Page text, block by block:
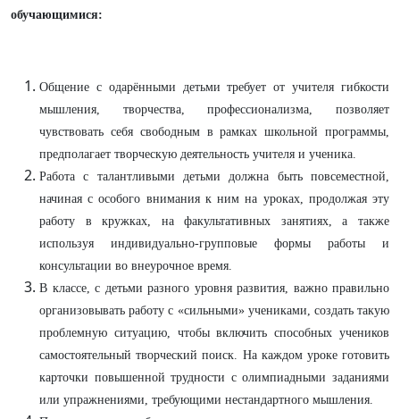
обучающимися:
Общение с одарёнными детьми требует от учителя гибкости
мышления, творчества, профессионализма, позволяет
чувствовать себя свободным в рамках школьной программы,
предполагает творческую деятельность учителя и ученика.
Работа с талантливыми детьми должна быть повсеместной,
начиная с особого внимания к ним на уроках, продолжая эту
работу в кружках, на факультативных занятиях, а также
используя индивидуально-групповые формы работы и
консультации во внеурочное время.
В классе, с детьми разного уровня развития, важно правильно
организовывать работу с «сильными» учениками, создать такую
проблемную ситуацию, чтобы включить способных учеников
самостоятельный творческий поиск. На каждом уроке готовить
карточки повышенной трудности с олимпиадными заданиями
или упражнениями, требующими нестандартного мышления.